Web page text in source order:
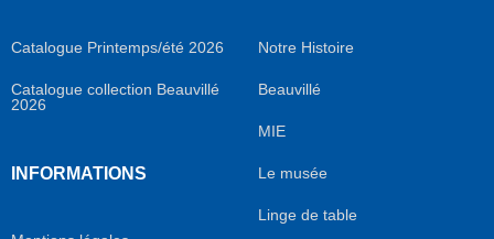
Catalogue Printemps/été 2026
Catalogue collection Beauvillé
2026
INFORMATIONS
Notre Histoire
Beauvillé
MIE
Le musée
Linge de table